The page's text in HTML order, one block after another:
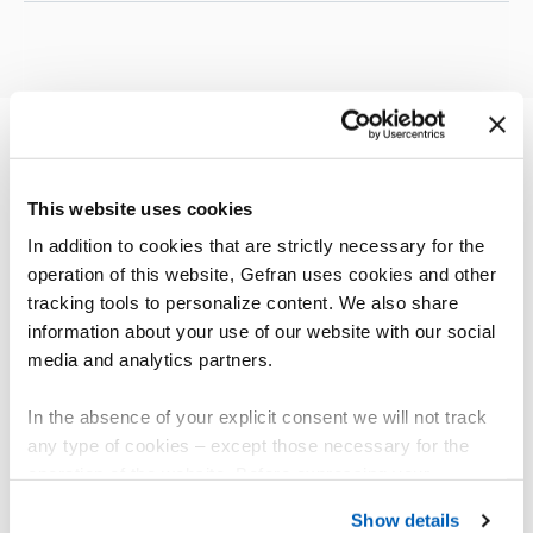
This website uses cookies
In addition to cookies that are strictly necessary for the
operation of this website, Gefran uses cookies and other
tracking tools to personalize content. We also share
information about your use of our website with our social
media and analytics partners.
In the absence of your explicit consent we will not track
any type of cookies – except those necessary for the
Show details
Vous pourriez être intéressé par